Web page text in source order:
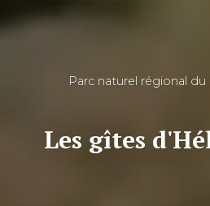
Parc naturel régional du
Les gîtes